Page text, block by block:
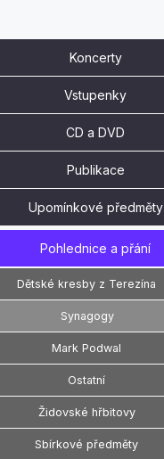
Koncerty
Vstupenky
CD a DVD
Publikace
Upomínkové předměty
Pohlednice a přání
Dětské kresby z Terezína
Synagogy
Mark Podwal
Ostatní
Židovské hřbitovy
Sbírkové předměty